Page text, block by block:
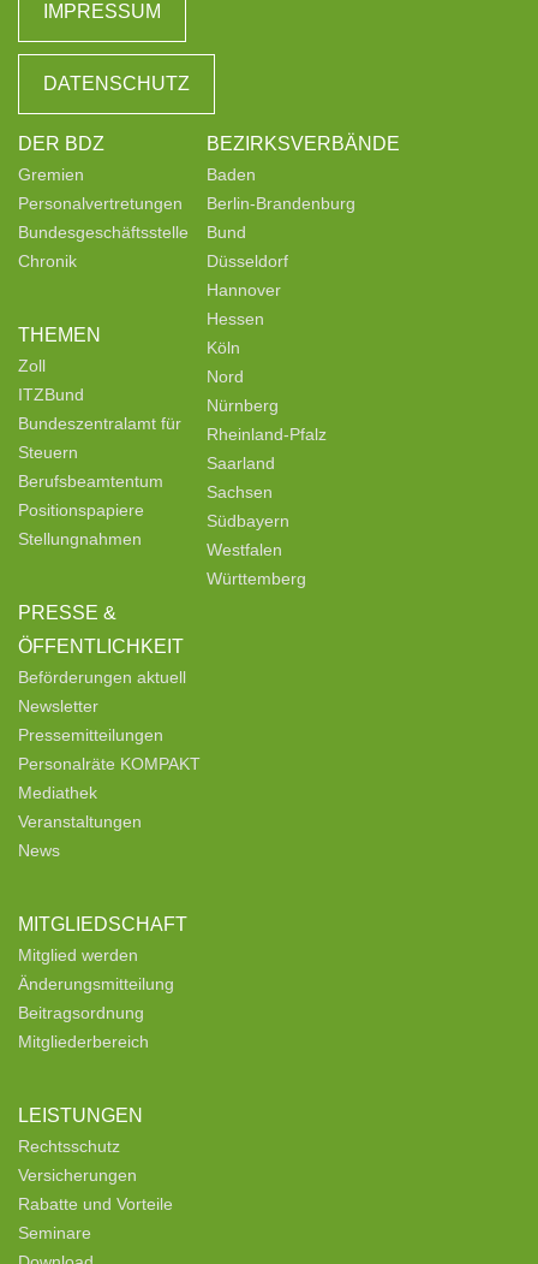
IMPRESSUM
DATENSCHUTZ
DER BDZ
Gremien
Personalvertretungen
Bundesgeschäftsstelle
Chronik
THEMEN
Zoll
ITZBund
Bundeszentralamt für
Steuern
Berufsbeamtentum
Positionspapiere
Stellungnahmen
PRESSE &
ÖFFENTLICHKEIT
Beförderungen aktuell
Newsletter
Pressemitteilungen
Personalräte KOMPAKT
Mediathek
Veranstaltungen
News
MITGLIEDSCHAFT
Mitglied werden
Änderungsmitteilung
Beitragsordnung
Mitgliederbereich
LEISTUNGEN
Rechtsschutz
Versicherungen
Rabatte und Vorteile
Seminare
BEZIRKSVERBÄNDE
Baden
Berlin-Brandenburg
Bund
Düsseldorf
Hannover
Hessen
Köln
Nord
Nürnberg
Rheinland-Pfalz
Saarland
Sachsen
Südbayern
Westfalen
Württemberg